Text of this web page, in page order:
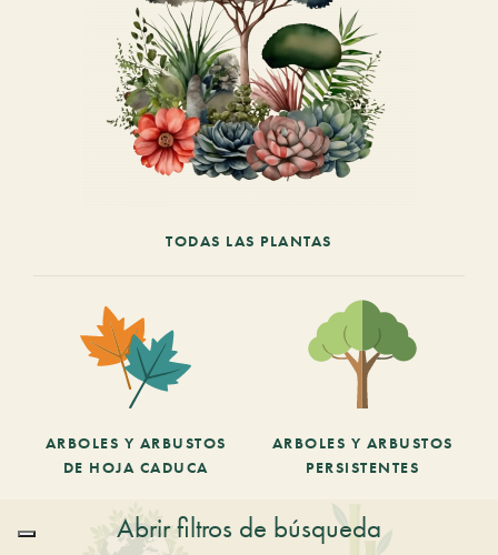
Abrir filtros de búsqueda
TODAS LAS PLANTAS
ARBOLES Y ARBUSTOS
DE HOJA CADUCA
ARBOLES Y ARBUSTOS
PERSISTENTES